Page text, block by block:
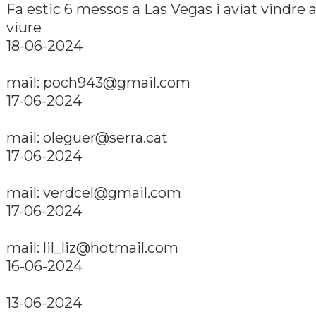
Fa estic 6 messos a Las Vegas i aviat vindre a
viure
18-06-2024
mail: poch943@gmail.com
17-06-2024
mail: oleguer@serra.cat
17-06-2024
mail: verdcel@gmail.com
17-06-2024
mail: lil_liz@hotmail.com
16-06-2024
13-06-2024